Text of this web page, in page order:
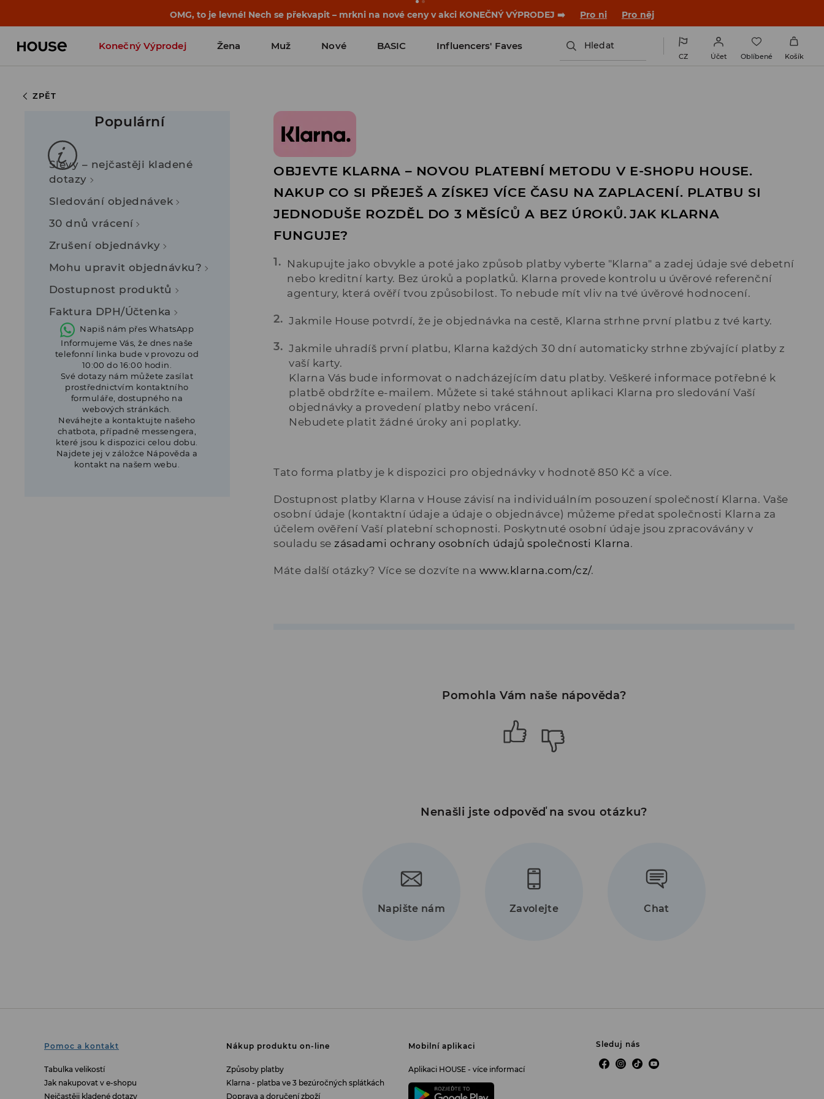
OMG, to je levné! Nech se překvapit – mrkni na nové ceny v akci KONEČNÝ VÝPRODEJ ➡️ Pro ni Pro něj
Konečný Výprodej Žena Muž Nové BASIC Influencers' Faves Hledat
CZ Účet Oblíbené Košík
ZPĚT
Populární
Slevy – nejčastěji kladené
dotazy
Sledování objednávek
30 dnů vrácení
Zrušení objednávky
Mohu upravit objednávku?
Dostupnost produktů
Faktura DPH/Účtenka
Napiš nám přes WhatsApp
Informujeme Vás, že dnes naše
telefonní linka bude v provozu od
10:00 do 16:00 hodin.
Své dotazy nám můžete zasílat
prostřednictvím kontaktního
formuláře, dostupného na
webových stránkách.
Neváhejte a kontaktujte našeho
chatbota, případně messengera,
které jsou k dispozici celou dobu.
Najdete jej v záložce Nápověda a
kontakt na našem webu.
OBJEVTE KLARNA – NOVOU PLATEBNÍ METODU V E-SHOPU HOUSE.
NAKUP CO SI PŘEJEŠ A ZÍSKEJ VÍCE ČASU NA ZAPLACENÍ. PLATBU SI
JEDNODUŠE ROZDĚL DO 3 MĚSÍCŮ A BEZ ÚROKŮ. JAK KLARNA
FUNGUJE?
Nakupujte jako obvykle a poté jako způsob platby vyberte "Klarna" a zadej údaje své debetní
nebo kreditní karty. Bez úroků a poplatků. Klarna provede kontrolu u úvěrové referenční
agentury, která ověří tvou způsobilost. To nebude mít vliv na tvé úvěrové hodnocení.
Jakmile House potvrdí, že je objednávka na cestě, Klarna strhne první platbu z tvé karty.
Jakmile uhradíš první platbu, Klarna každých 30 dní automaticky strhne zbývající platby z
vaší karty.
Klarna Vás bude informovat o nadcházejícím datu platby. Veškeré informace potřebné k
platbě obdržíte e-mailem. Můžete si také stáhnout aplikaci Klarna pro sledování Vaší
objednávky a provedení platby nebo vrácení.
Nebudete platit žádné úroky ani poplatky.
Tato forma platby je k dispozici pro objednávky v hodnotě 850 Kč a více.
Dostupnost platby Klarna v House závisí na individuálním posouzení společností Klarna. Vaše
osobní údaje (kontaktní údaje a údaje o objednávce) můžeme předat společnosti Klarna za
účelem ověření Vaší platební schopnosti. Poskytnuté osobní údaje jsou zpracovávány v
souladu se zásadami ochrany osobních údajů společnosti Klarna.
Máte další otázky? Více se dozvíte na www.klarna.com/cz/.
Pomohla Vám naše nápověda?
Nenašli jste odpověď na svou otázku?
Napište nám Zavolejte
+420 296
330 713
Chat
Pomoc a kontakt
Tabulka velikostí
Jak nakupovat v e-shopu
Nejčastěji kladené dotazy
Nákup produktu on-line
Způsoby platby
Klarna - platba ve 3 bezúročných splátkách
Doprava a doručení zboží
Mobilní aplikaci
Aplikaci HOUSE - více informací
Sleduj nás